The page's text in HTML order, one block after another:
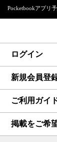
Pocketbookアプリ
ログイン
新規会員登
ご利用ガイ
掲載をご希